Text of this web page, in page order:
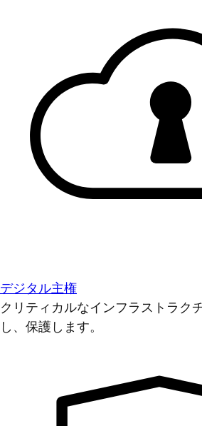
デジタル主権
クリティカルなインフラストラク
し、保護します。